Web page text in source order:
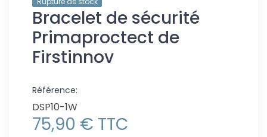
Bracelet de sécurité
Primaproctect de
Firstinnov
Référence:
DSP10-1W
75,90 € TTC